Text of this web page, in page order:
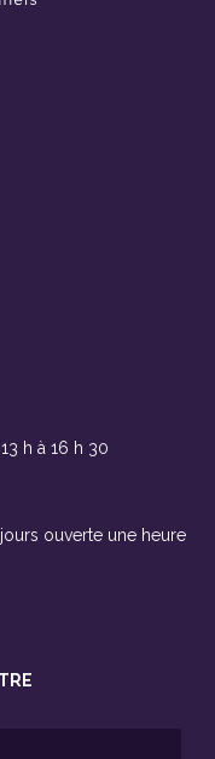
h à 16 h 30
ouverte une heure